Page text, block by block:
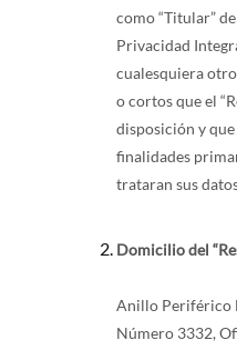
como “Titular”
Privacidad
cualesquiera
o cortos que el
disposición y
finalidades
trataran sus
Domicilio del
Anillo Periférico
Número 3332,